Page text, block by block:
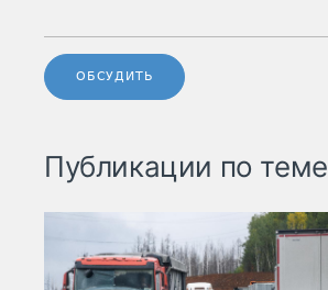
ОБСУДИТЬ
Публикации по теме